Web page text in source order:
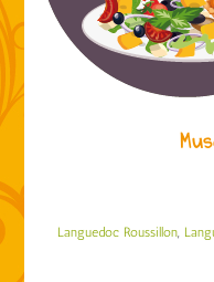
Languedoc Roussillon,